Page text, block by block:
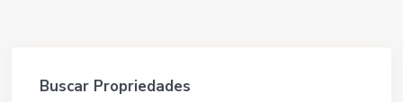
Buscar Propriedades